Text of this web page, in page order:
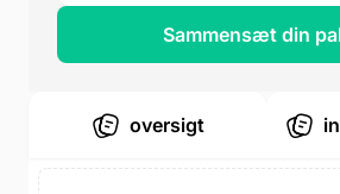
oversigt
Sammensæt din